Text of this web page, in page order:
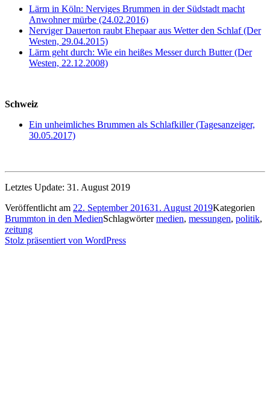
Lärm in Köln: Nerviges Brummen in der Südstadt macht
Anwohner mürbe (24.02.2016)
Nerviger Dauerton raubt Ehepaar aus Wetter den Schlaf (Der
Westen, 29.04.2015)
Lärm geht durch: Wie ein heißes Messer durch Butter (Der
Westen, 22.12.2008)
Schweiz
Ein unheimliches Brummen als Schlafkiller (Tagesanzeiger,
30.05.2017)
Letztes Update: 31. August 2019
Veröffentlicht am 22. September 201631. August 2019Kategorien
Brummton in den MedienSchlagwörtermedien, messungen, politik,
zeitung
Stolz präsentiert von WordPress